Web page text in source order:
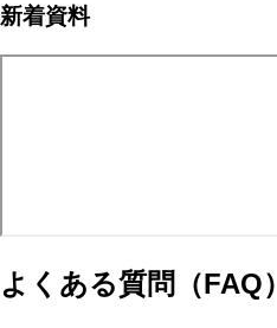
送
ジ
新着資料
よくある質問（FAQ）